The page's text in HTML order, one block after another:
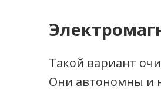
Такой вариант
Они автономны и